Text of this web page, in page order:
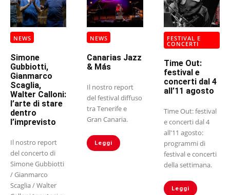
NEWS
Simone
Gubbiotti,
Gianmarco
Scaglia,
Walter Calloni:
l’arte di stare
dentro
l’imprevisto
Il nostro report
del concerto di
Simone Gubbiotti
/ Gianmarco
Scaglia / Walter
NEWS
Canarias Jazz
& Más
Il nostro report
del festival diffuso
tra Tenerife e
Gran Canaria.
Leggi
FESTIVAL E
CONCERTI
Time Out:
festival e
concerti dal 4
all’11 agosto
Time Out: festival
e concerti dal 4
all'11 agosto:
programmi di
festival e concerti
della settimana.
Leggi